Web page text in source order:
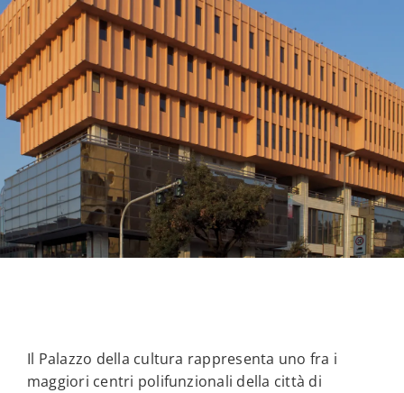
Il Palazzo della cultura rappresenta uno fra i
maggiori centri polifunzionali della città di